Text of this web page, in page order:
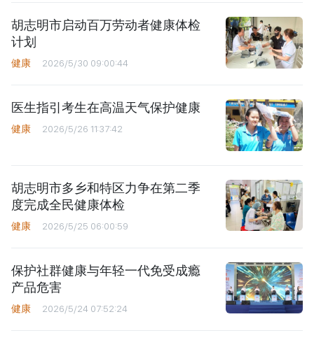
胡志明市启动百万劳动者健康体检
计划
健康 2026/5/30 09:00:44
医生指引考生在高温天气保护健康
健康 2026/5/26 11:37:42
胡志明市多乡和特区力争在第二季
度完成全民健康体检
健康 2026/5/25 06:00:59
保护社群健康与年轻一代免受成瘾
产品危害
健康 2026/5/24 07:52:24